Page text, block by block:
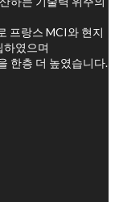
프랑스 MCI와 현지
하였으며
한층 더 높였습니다.